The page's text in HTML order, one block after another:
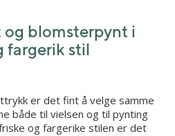
blomsterpynt i
fargerik stil
er det fint å velge samme
både til vielsen og til pynting
og fargerike stilen er det